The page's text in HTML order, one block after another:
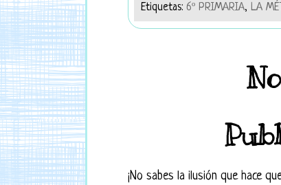
Etiquetas: 6º PRIMARIA, LA
¡No sabes la ilusión que hace